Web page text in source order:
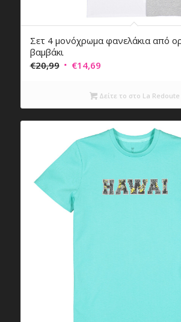
Σετ 4 μονόχρωμα φανελάκια από
βαμβάκι
€20,99 Original
€20,99.
€14,69Η
τιμή
είναι:
€14,69.
Δείτε το στο La Redoute